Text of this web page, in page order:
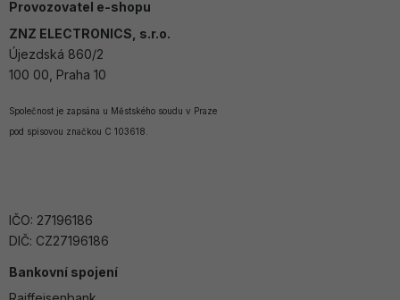
Provozovatel e-shopu
ZNZ ELECTRONICS, s.r.o.
Újezdská 860/2
100 00, Praha 10
Společnost je zapsána u Městského soudu v Praze
pod spisovou značkou C 103618.
IČO: 27196186
DIČ: CZ27196186
Bankovní spojení